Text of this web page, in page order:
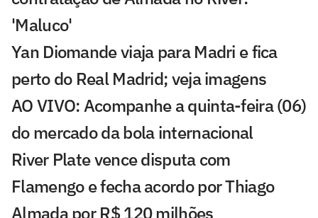
'Maluco'
Yan Diomande viaja para Madri e fica
perto do Real Madrid; veja imagens
AO VIVO: Acompanhe a quinta-feira (06)
do mercado da bola internacional
River Plate vence disputa com
Flamengo e fecha acordo por Thiago
Almada por R$ 120 milhões